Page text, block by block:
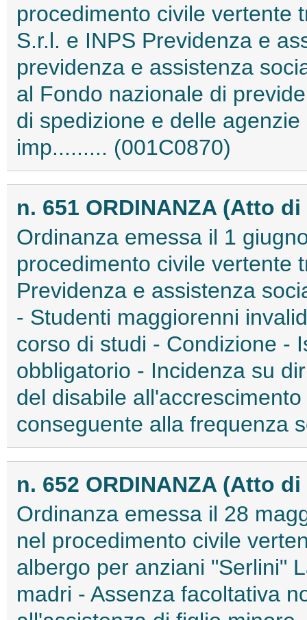
procedimento civile vertente
S.r.l. e INPS Previdenza e
previdenza e assistenza
al Fondo nazionale di
di spedizione e delle
imp......... (001C0870)
n. 651 ORDINANZA (Atto
Ordinanza emessa il 1
procedimento civile vertente
Previdenza e assistenza
- Studenti maggiorenni
corso di studi - Condizione -
obbligatorio - Incidenza su
del disabile
conseguente alla frequenza
n. 652 ORDINANZA (Atto
Ordinanza emessa il 28
nel procedimento civile
albergo per anziani "Serlini"
madri - Assenza facoltativa